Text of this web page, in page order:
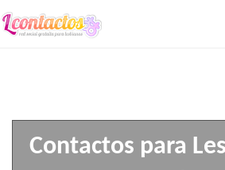
Contactos para